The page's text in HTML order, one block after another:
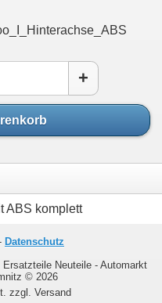
+
ABS komplett
Datenschutz
Neuteile - Automarkt
© 2026
zzgl. Versand